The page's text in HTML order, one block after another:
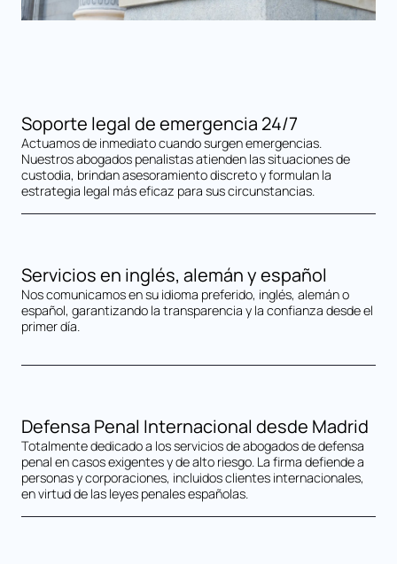
Soporte legal de emergencia 24/7
Actuamos de inmediato cuando surgen emergencias.
Nuestros abogados penalistas atienden las situaciones de
custodia, brindan asesoramiento discreto y formulan la
estrategia legal más eficaz para sus circunstancias.
Servicios en inglés, alemán y español
Nos comunicamos en su idioma preferido, inglés, alemán o
español, garantizando la transparencia y la confianza desde el
primer día.
Defensa Penal Internacional desde Madrid
Totalmente dedicado a los servicios de abogados de defensa
penal en casos exigentes y de alto riesgo. La firma defiende a
personas y corporaciones, incluidos clientes internacionales,
en virtud de las leyes penales españolas.